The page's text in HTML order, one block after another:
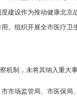
建设作为推动健康北
。组织开展全市医疗
机制，未将其纳入重
市场监管局、市医保